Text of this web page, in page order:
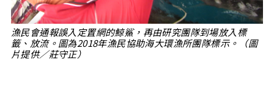
漁民會通報誤入定置網的鯨鯊，再由研究團隊到場放入標
籤、放流。圖為2018年漁民協助海大環漁所團隊標示。（圖
片提供／莊守正）